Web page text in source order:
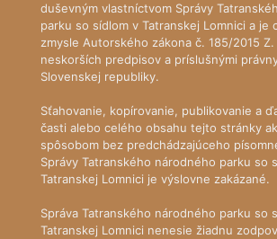
duševným vlastníctvom Správy
parku so sídlom v Tatranskej Lomnici a je
zmysle Autorského zákona č. 185/2015
neskorších predpisov a príslušnými
Slovenskej republiky.
Sťahovanie, kopírovanie, publikovanie a
časti alebo celého obsahu tejto stránky
spôsobom bez predchádzajúceho
Správy Tatranského národného parku so
Tatranskej Lomnici je výslovne zakázané.
Správa Tatranského národného parku so
Tatranskej Lomnici nenesie žiadnu